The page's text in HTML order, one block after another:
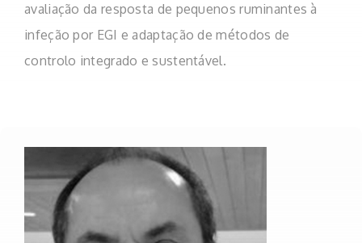
avaliação da resposta de pequenos ruminantes à
infeção por EGI e adaptação de métodos de
controlo integrado e sustentável.